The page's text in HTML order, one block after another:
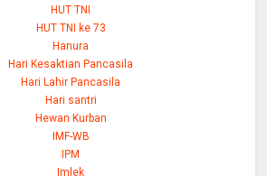
HUT TNI
HUT TNI ke 73
Hanura
Hari Kesaktian Pancasila
Hari Lahir Pancasila
Hari santri
Hewan Kurban
IMF-WB
IPM
Imlek